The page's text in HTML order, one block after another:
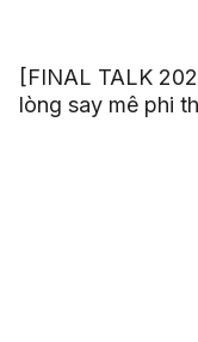
[FINAL TALK
lòng say mê phi